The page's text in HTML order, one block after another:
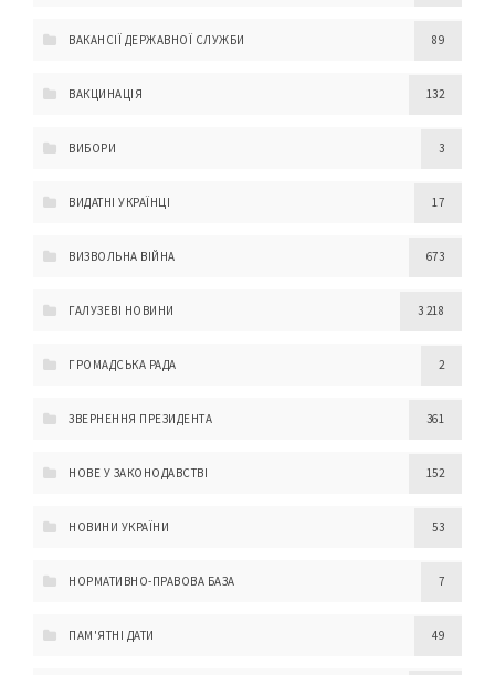
ВАКАНСІЇ ДЕРЖАВНОЇ СЛУЖБИ 89
ВАКЦИНАЦІЯ 132
ВИБОРИ 3
ВИДАТНІ УКРАЇНЦІ 17
ВИЗВОЛЬНА ВІЙНА 673
ГАЛУЗЕВІ НОВИНИ 3 218
ГРОМАДСЬКА РАДА 2
ЗВЕРНЕННЯ ПРЕЗИДЕНТА 361
НОВЕ У ЗАКОНОДАВСТВІ 152
НОВИНИ УКРАЇНИ 53
НОРМАТИВНО-ПРАВОВА БАЗА 7
ПАМ'ЯТНІ ДАТИ 49